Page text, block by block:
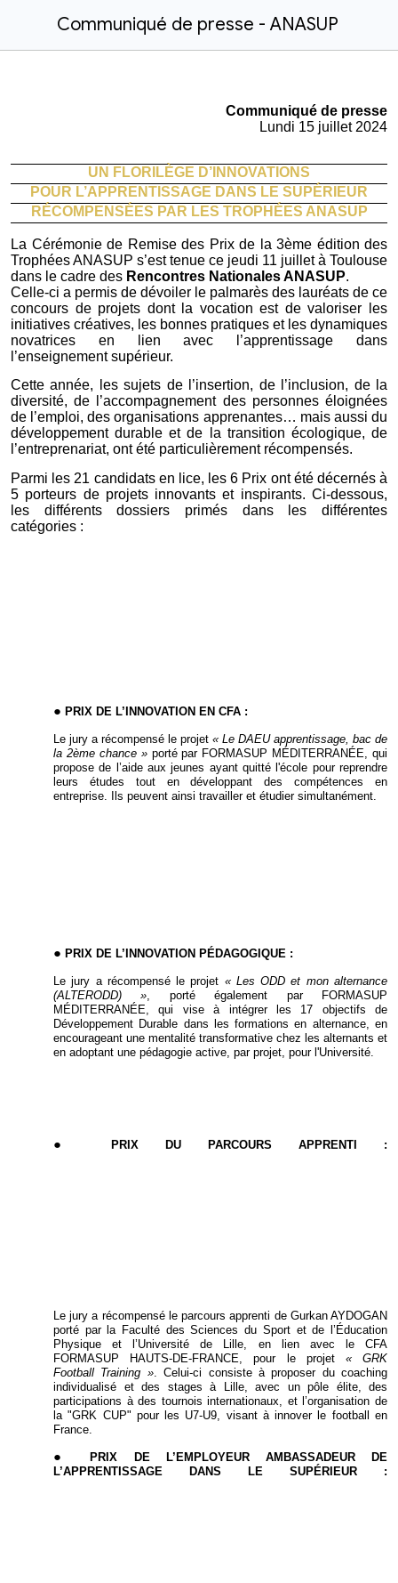
Communiqué de presse - ANASUP
Communiqué de presse
Lundi 15 juillet 2024
UN FLORILÈGE D’INNOVATIONS
POUR L’APPRENTISSAGE DANS LE SUPÉRIEUR
RÉCOMPENSÉES PAR LES TROPHÉES ANASUP
La Cérémonie de Remise des Prix de la 3ème édition des
Trophées ANASUP s’est tenue ce jeudi 11 juillet à Toulouse
dans le cadre des Rencontres Nationales ANASUP.
Celle-ci a permis de dévoiler le palmarès des lauréats de ce
concours de projets dont la vocation est de valoriser les
initiatives créatives, les bonnes pratiques et les dynamiques
novatrices en lien avec l’apprentissage dans
l’enseignement supérieur.
Cette année, les sujets de l’insertion, de l’inclusion, de la
diversité, de l’accompagnement des personnes éloignées
de l’emploi, des organisations apprenantes… mais aussi du
développement durable et de la transition écologique, de
l’entreprenariat, ont été particulièrement récompensés.
Parmi les 21 candidats en lice, les 6 Prix ont été décernés à
5 porteurs de projets innovants et inspirants. Ci-dessous,
les différents dossiers primés dans les différentes
catégories :
PRIX DE L’INNOVATION EN CFA :
Le jury a récompensé l e projet « Le DAEU apprentissage, bac de
la 2ème chance »porté par FORMASUP MÉDITERRANÉE, qui
proposede l’aide aux jeunes ayant quitté l'école pour reprendre
leurs études tout en développant des compétences en
entreprise. Ils peuvent ainsi travailler et étudier simultanément.
PRIX DE L’INNOVATION PÉDAGOGIQUE :
Le jury a récompensé le projet « Les ODD et mon alternance
(ALTERODD) » , porté également par FORMASUP
MÉDITERRANÉE, qui vise à intégrer les 17 objectifs de
Développement Durable dans les formations en alternance, en
encourageant une mentalité transformative chez les alternants et
en adoptant une pédagogie active, par projet, pour l'Université.
PRIX DU PARCOURS APPRENTI :
Le jury a récompensé le parcours apprenti de Gurkan AYDOGAN
porté par la Faculté des Sciences du Sport et de l’Éducation
Physique et l’Université de Lille, en lien avec le CFA
FORMASUP HAUTS-DE-FRANCE, pour le projet « GRK
Football Training ». Celui-ci consiste à proposer du coaching
individualisé et des stages à Lille, avec un pôle élite, des
participations à des tournois internationaux, et l’organisation de
la "GRK CUP" pour les U7-U9, visant à innover le football en
France.
PRIX DE L’EMPLOYEUR AMBASSADEUR DE
L’APPRENTISSAGE DANS LE SUPÉRIEUR :